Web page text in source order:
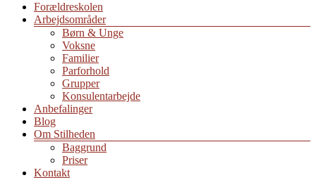
Forældreskolen
Arbejdsområder
Børn & Unge
Voksne
Familier
Parforhold
Grupper
Konsulentarbejde
Anbefalinger
Blog
Om Stilheden
Baggrund
Priser
Kontakt